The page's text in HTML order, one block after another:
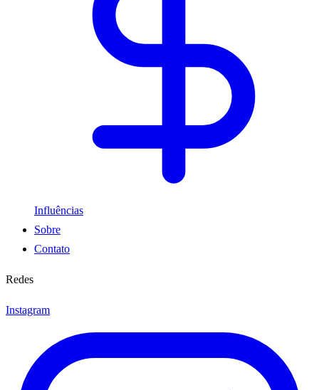
Influências
Sobre
Contato
Redes
Instagram